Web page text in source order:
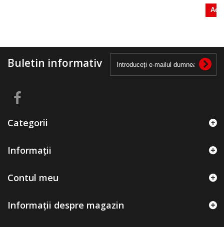
Buletin informativ
Categorii
Informații
Contul meu
Informații despre magazin